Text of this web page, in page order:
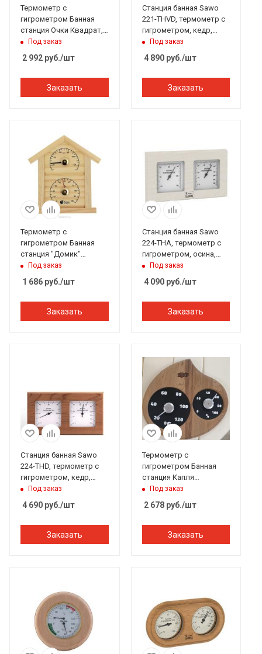
Термометр с
гигрометром Банная
станция Очки Квадрат,
ольха, TH-21-A, 212F,
Банный Эксперт
Под заказ
2 992 руб./шт
Заказать
Станция банная Sawo
221-THVD, термометр с
гигрометром, кедр,
140*225 мм
Под заказ
4 890руб./шт
Заказать
Термометр с
гигрометром Банная
станция "Домик"
23,6*22*1,9 см Банные
Под заказ
1 686 руб./шт
Заказать
Станция банная Sawo
224-THA, термометр с
гигрометром, осина,
255*140 мм
Под заказ
4 090руб./шт
Заказать
Станция банная Sawo
224-THD, термометр с
гигрометром, кедр,
140*250 мм
Под заказ
4 690 руб./шт
Заказать
Термометр с
гигрометром Банная
станция Капля
термодрев., черный
цифербл. TH-26, 212F
Банный Эксперт
Под заказ
2 678руб./шт
Заказать